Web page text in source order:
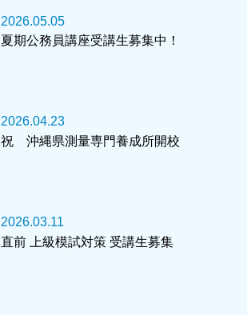
2026.05.05
夏期公務員講座受講生募集中！
2026.04.23
祝 沖縄県測量専門養成所開校
2026.03.11
直前 上級模試対策 受講生募集